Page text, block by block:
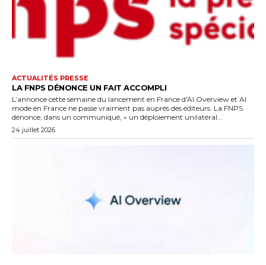
ACTUALITÉS PRESSE
LA FNPS DÉNONCE UN FAIT ACCOMPLI
L’annonce cette semaine du lancement en France d'AI Overview et AI
mode en France ne passe vraiment pas auprès des éditeurs. La FNPS
dénonce, dans un communiqué, « un déploiement unilatéral...
24 juillet 2026